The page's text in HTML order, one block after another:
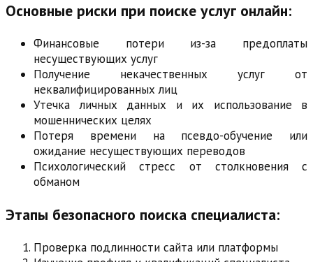
Основные риски при поиске услуг онлайн:
Финансовые потери из-за предоплаты
несуществующих услуг
Получение некачественных услуг от
неквалифицированных лиц
Утечка личных данных и их использование в
мошеннических целях
Потеря времени на псевдо-обучение или
ожидание несуществующих переводов
Психологический стресс от столкновения с
обманом
Этапы безопасного поиска специалиста:
Проверка подлинности сайта или платформы